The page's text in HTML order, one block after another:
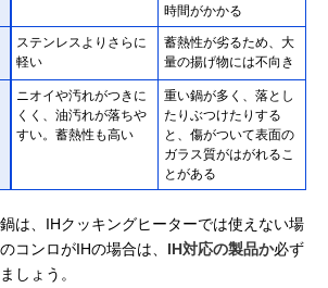
時間がかかる
ステンレスよりさらに
軽い
蓄熱性が劣るため、大
量の揚げ物には不向き
ニオイや汚れがつきに
くく、油汚れが落ちや
すい。蓄熱性も高い
重い鍋が多く、落とし
たりぶつけたりする
と、傷がついて表面の
ガラス質がはがれるこ
とがある
は、IHクッキングヒーターでは使えない場
コンロがIHの場合は、 IH対応の製品か必ず
しょう。